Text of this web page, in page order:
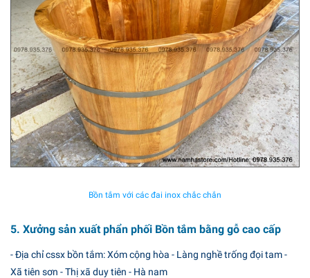
Bồn tắm với các đai inox chắc chắn
5. Xưởng sản xuất phẩn phối Bồn tắm bằng gỗ cao cấp
- Địa chỉ cssx bồn tắm: Xóm cộng hòa - Làng nghề trống đọi tam -
Xã tiên sơn - Thị xã duy tiên - Hà nam